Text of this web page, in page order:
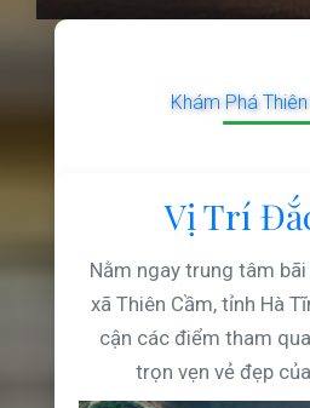
Khám Phá
Vị Trí
Nằm ngay trung tâm bãi
xã Thiên Cầm, tỉnh Hà
cận các điểm tham
trọn vẹn vẻ đẹp